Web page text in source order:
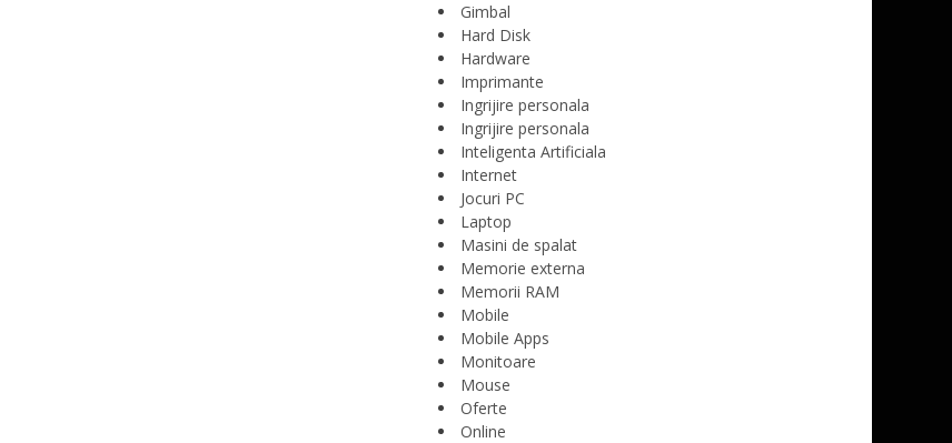
Gimbal
Hard Disk
Hardware
Imprimante
Ingrijire personala
Ingrijire personala
Inteligenta Artificiala
Internet
Jocuri PC
Laptop
Masini de spalat
Memorie externa
Memorii RAM
Mobile
Mobile Apps
Monitoare
Mouse
Oferte
Online